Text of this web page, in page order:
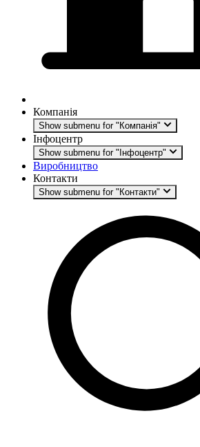
Компанія
Show submenu for "Компанія"
Інфоцентр
Show submenu for "Інфоцентр"
Виробництво
Контакти
Show submenu for "Контакти"